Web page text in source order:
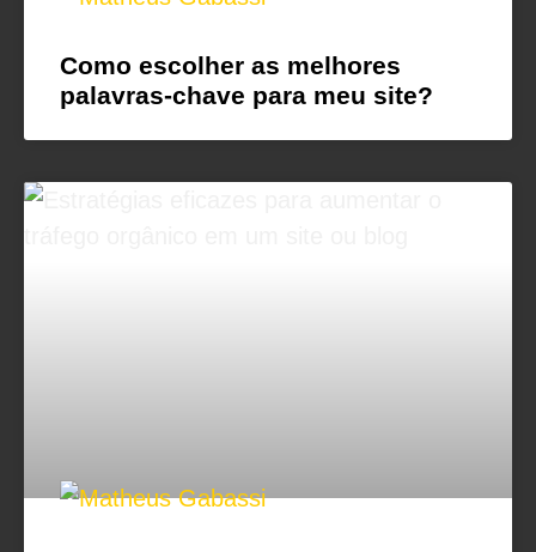
Como escolher as melhores
palavras-chave para meu site?